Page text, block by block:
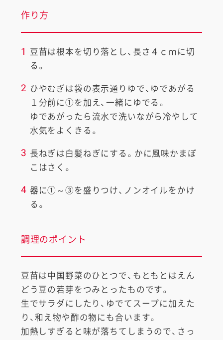
作り方
1 豆苗は根本を切り落とし、長さ４ｃｍに切
る。
2 ひやむぎは袋の表示通りゆで、ゆであがる
１分前に①を加え、一緒にゆでる。
ゆであがったら流水で洗いながら冷やして
水気をよくきる。
3 長ねぎは白髪ねぎにする。かに風味かまぼ
こはさく。
4 器に①～③を盛りつけ、ノンオイルをかけ
る。
調理のポイント
豆苗は中国野菜のひとつで、もともとはえん
どう豆の若芽をつみとったものです。
生でサラダにしたり、ゆでてスープに加えた
り、和え物や酢の物にも合います。
加熱しすぎると味が落ちてしまうので、さっ